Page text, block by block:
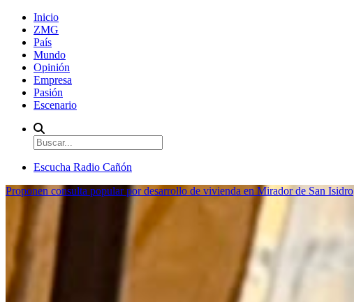
Inicio
ZMG
País
Mundo
Opinión
Empresa
Pasión
Escenario
Escucha Radio Cañón
Proponen consulta popular por desarrollo de vivienda en Mirador de San Isidro